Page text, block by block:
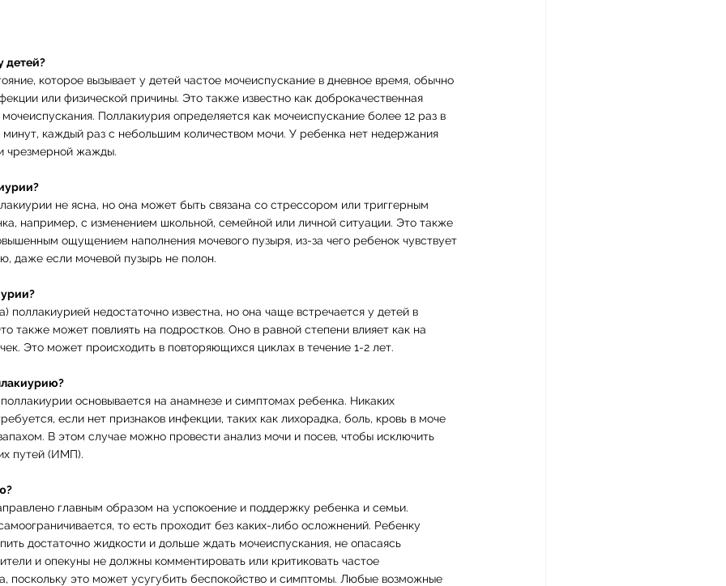
детей?
которое вызывает у детей частое мочеиспускание в дневное время, обычно
или физической причины. Это также известно как доброкачественная
мочеиспускания. Поллакиурия определяется как мочеиспускание более 12 раз в
минут, каждый раз с небольшим количеством мочи. У ребенка нет недержания
чрезмерной жажды.
не ясна, но она может быть связана со стрессором или триггерным
например, с изменением школьной, семейной или личной ситуации. Это также
ощущением наполнения мочевого пузыря, из-за чего ребенок чувствует
даже если мочевой пузырь не полон.
поллакиурией недостаточно известна, но она чаще встречается у детей в
также может повлиять на подростков. Оно в равной степени влияет как на
Это может происходить в повторяющихся циклах в течение 1-2 лет.
основывается на анамнезе и симптомах ребенка. Никаких
если нет признаков инфекции, таких как лихорадка, боль, кровь в моче
В этом случае можно провести анализ мочи и посев, чтобы исключить
путей (ИМП).
главным образом на успокоение и поддержку ребенка и семьи.
то есть проходит без каких-либо осложнений. Ребенку
достаточно жидкости и дольше ждать мочеиспускания, не опасаясь
и опекуны не должны комментировать или критиковать частое
поскольку это может усугубить беспокойство и симптомы. Любые возможные